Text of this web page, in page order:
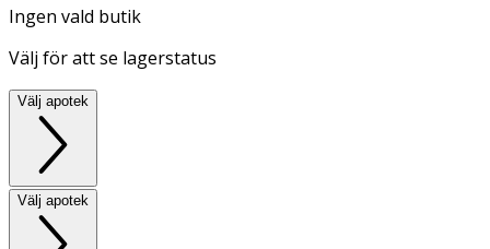
Ingen vald butik
Välj för att se lagerstatus
Välj apotek
Välj apotek